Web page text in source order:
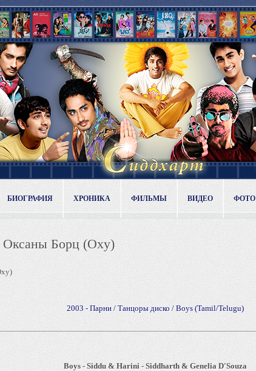
БИОГРАФИЯ ХРОНИКА ФИЛЬМЫ ВИДЕО ФОТО
Оксаны Борц (Oxy)
2003 - Парни / Танцоры диско / Boys (Tamil/Telugu)
Boys - Siddu & Harini - Siddharth & Genelia D'Souza